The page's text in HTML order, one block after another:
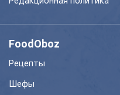
FoodOboz
Рецепты
Шефы